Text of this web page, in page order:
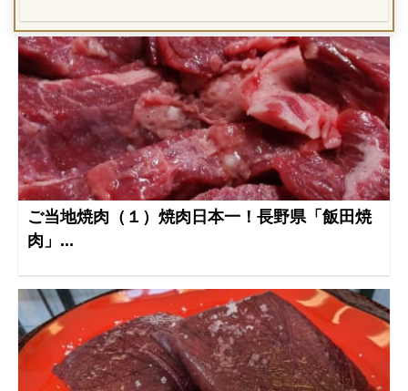
ご当地焼肉（１）焼肉日本一！長野県「飯田焼
肉」...